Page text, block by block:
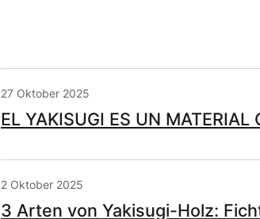
27 Oktober 2025
EL YAKISUGI ES UN MATERIAL
2 Oktober 2025
3 Arten von Yakisugi-Holz: